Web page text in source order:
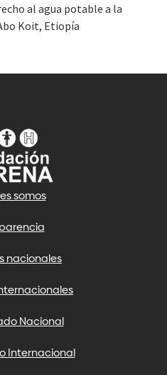
al agua potable a la
Koit, Etiopía
somos
nacionales
Nacional
Internacional